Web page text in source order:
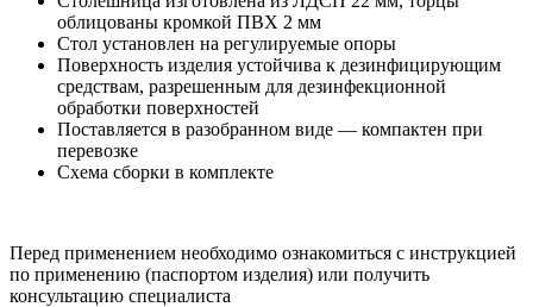
облицованы кромкой ПВХ 2 мм
Стол установлен на регулируемые опоры
Поверхность изделия устойчива к дезинфицирующим
средствам, разрешенным для дезинфекционной
обработки поверхностей
Поставляется в разобранном виде — компактен при
перевозке
Схема сборки в комплекте
Перед применением необходимо ознакомиться с инструкцией
по применению (паспортом изделия) или получить
консультацию специалиста